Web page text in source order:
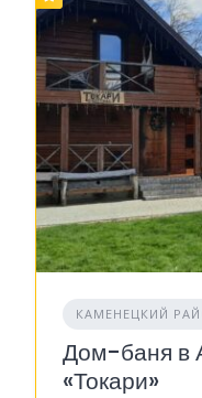
КАМЕНЕЦКИЙ
Дом-баня в
«Токари»